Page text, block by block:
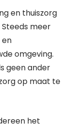
en thuiszorg
meer
omgeving.
geen ander
op maat te
het